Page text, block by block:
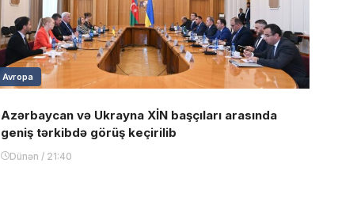
Avropa
Azərbaycan və Ukrayna XİN başçıları arasında
geniş tərkibdə görüş keçirilib
Dünən / 21:40